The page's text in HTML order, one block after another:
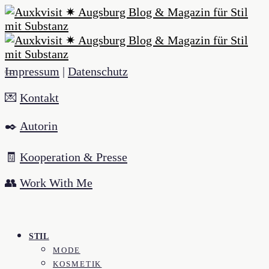
Impressum | Datenschutz
💌 Kontakt
✒️ Autorin
🧾 Kooperation & Presse
👥 Work With Me
STIL
MODE
KOSMETIK